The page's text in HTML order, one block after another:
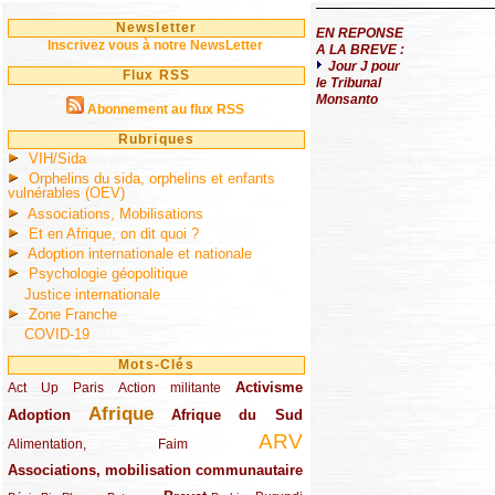
Newsletter
Inscrivez vous à notre NewsLetter
Flux RSS
Abonnement au flux RSS
Rubriques
VIH/Sida
Orphelins du sida, orphelins et enfants
vulnérables (OEV)
Associations, Mobilisations
Et en Afrique, on dit quoi ?
Adoption internationale et nationale
Psychologie géopolitique
Justice internationale
Zone Franche
COVID-19
Mots-Clés
Act Up Paris
(49/289) Action militante
(32/289) Activisme
(73/289)
Adoption
(82/289) Afrique
(161/289) Afrique du Sud
(73/289)
Alimentation, Faim
(48/289) ARV
(203/289)
Associations, mobilisation communautaire
(65/289)
EN REPONSE
A LA BREVE :
Jour J pour
le Tribunal
Monsanto